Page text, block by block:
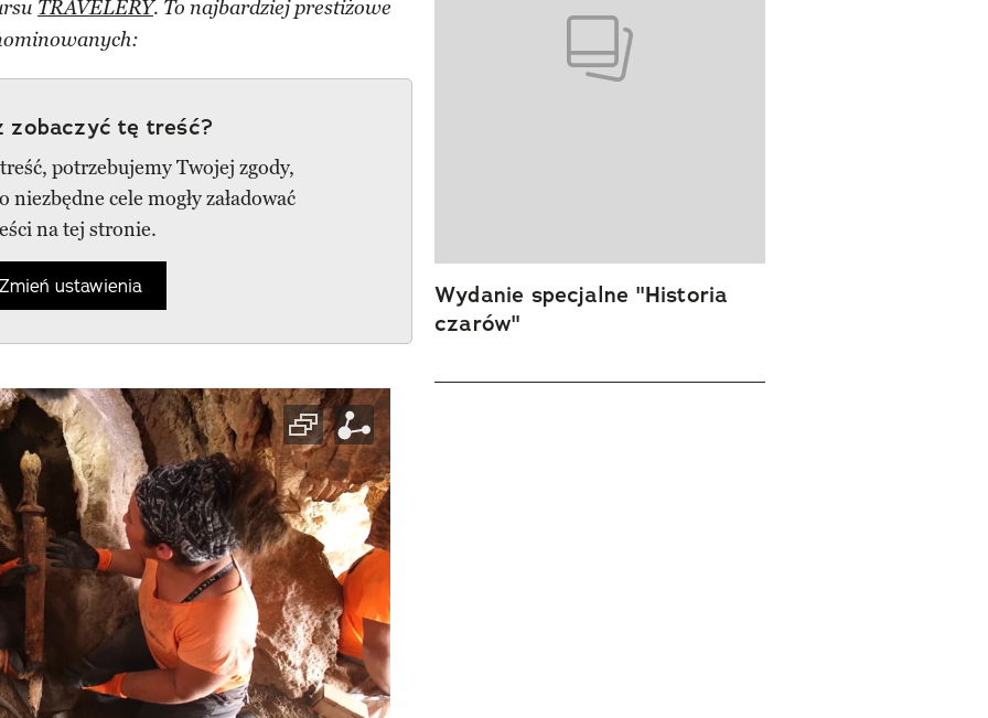
TRAVELERY. To najbardziej prestiżowe
zobaczyć tę treść?
potrzebujemy Twojej zgody,
niezbędne cele mogły załadować
na tej stronie.
Zmień ustawienia
Wydanie specjalne "Historia
czarów"